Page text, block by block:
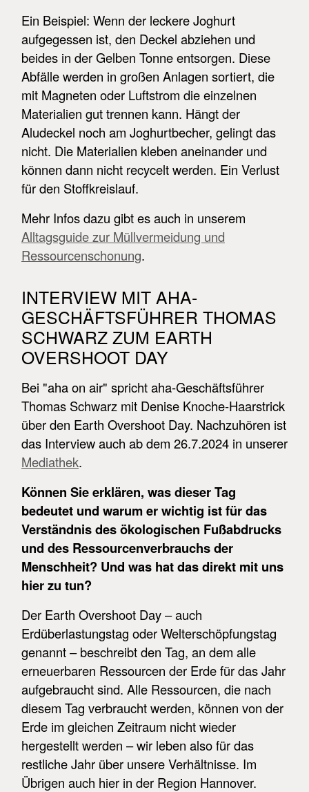
Ein Beispiel: Wenn der leckere Joghurt
aufgegessen ist, den Deckel abziehen und
beides in der Gelben Tonne entsorgen. Diese
Abfälle werden in großen Anlagen sortiert, die
mit Magneten oder Luftstrom die einzelnen
Materialien gut trennen kann. Hängt der
Aludeckel noch am Joghurtbecher, gelingt das
nicht. Die Materialien kleben aneinander und
können dann nicht recycelt werden. Ein Verlust
für den Stoffkreislauf.
Mehr Infos dazu gibt es auch in unserem
Alltagsguide zur Müllvermeidung und
Ressourcenschonung.
INTERVIEW MIT AHA-
GESCHÄFTSFÜHRER THOMAS
SCHWARZ ZUM EARTH
OVERSHOOT DAY
Bei "aha on air" spricht aha-Geschäftsführer
Thomas Schwarz mit Denise Knoche-Haarstrick
über den Earth Overshoot Day. Nachzuhören ist
das Interview auch ab dem 26.7.2024 in unserer
Mediathek.
Können Sie erklären, was dieser Tag
bedeutet und warum er wichtig ist für das
Verständnis des ökologischen Fußabdrucks
und des Ressourcenverbrauchs der
Menschheit? Und was hat das direkt mit uns
hier zu tun?
Der Earth Overshoot Day – auch
Erdüberlastungstag oder Welterschöpfungstag
genannt – beschreibt den Tag, an dem alle
erneuerbaren Ressourcen der Erde für das Jahr
aufgebraucht sind. Alle Ressourcen, die nach
diesem Tag verbraucht werden, können von der
Erde im gleichen Zeitraum nicht wieder
hergestellt werden – wir leben also für das
restliche Jahr über unsere Verhältnisse. Im
Übrigen auch hier in der Region Hannover.